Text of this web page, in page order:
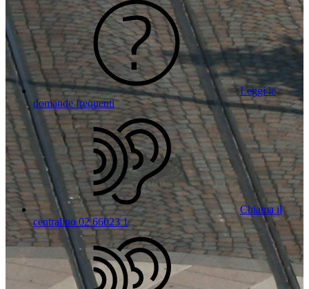
Leggi le
domande frequenti
Chiama il
centralino 02 66023 1